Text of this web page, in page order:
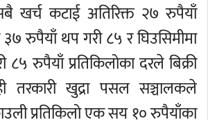
खर्च कटाई अतिरिक्त २७ रुपैयाँ
३७ रुपैयाँ थप गरी ८५ र घिउसिमीमा
रुपैयाँ प्रतिकिलोका दरले बिक्री
तरकारी खुद्रा पसल सञ्चालकले
प्रतिकिलो एक सय १० रुपैयाँका